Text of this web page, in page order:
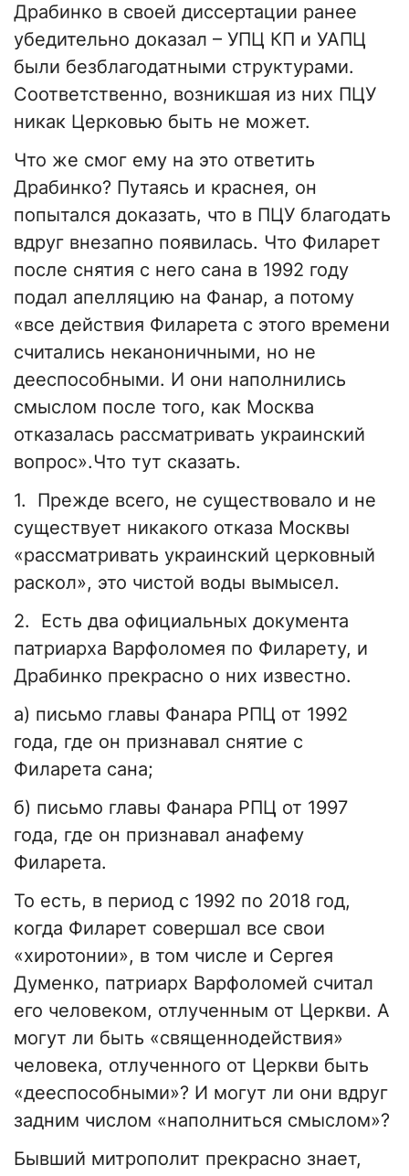
Драбинко в своей диссертации ранее
убедительно доказал – УПЦ КП и УАПЦ
были безблагодатными структурами.
Соответственно, возникшая из них ПЦУ
никак Церковью быть не может.
Что же смог ему на это ответить
Драбинко? Путаясь и краснея, он
попытался доказать, что в ПЦУ благодать
вдруг внезапно появилась. Что Филарет
после снятия с него сана в 1992 году
подал апелляцию на Фанар, а потому
«все действия Филарета с этого времени
считались неканоничными, но не
дееспособными. И они наполнились
смыслом после того, как Москва
отказалась рассматривать украинский
вопрос».Что тут сказать.
1. Прежде всего, не существовало и не
существует никакого отказа Москвы
«рассматривать украинский церковный
раскол», это чистой воды вымысел.
2. Есть два официальных документа
патриарха Варфоломея по Филарету, и
Драбинко прекрасно о них известно.
а) письмо главы Фанара РПЦ от 1992
года, где он признавал снятие с
Филарета сана;
б) письмо главы Фанара РПЦ от 1997
года, где он признавал анафему
Филарета.
То есть, в период с 1992 по 2018 год,
когда Филарет совершал все свои
«хиротонии», в том числе и Сергея
Думенко, патриарх Варфоломей считал
его человеком, отлученным от Церкви. А
могут ли быть «священнодействия»
человека, отлученного от Церкви быть
«дееспособными»? И могут ли они вдруг
задним числом «наполниться смыслом»?
Бывший митрополит прекрасно знает,